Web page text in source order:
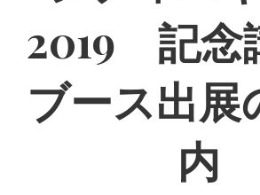
2019 記念
ブース出展
内